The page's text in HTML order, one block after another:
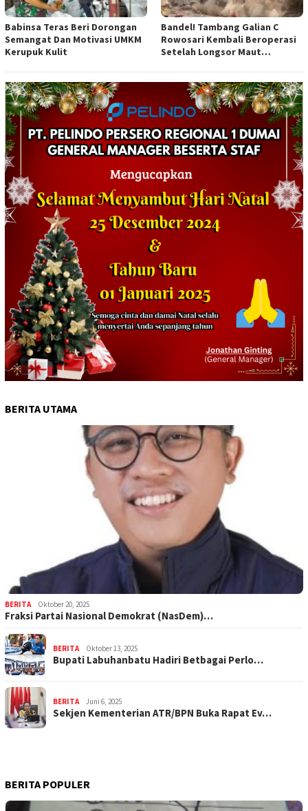
Babinsa Teras Beri Dorongan
Semangat Dan Motivasi UMKM
Kerupuk Kulit
Bandel! Tambang Galian C
Rowosari Kembali Beroperasi
Setelah Longsor Maut
BERITA UTAMA
BERITA Oktober 20, 2025
Fraksi Partai Nasional Demokrat (NasDem)…
BERITA Oktober 13, 2025
Bupati Labuhanbatu Hadiri Betbagai Perlo…
BERITA Juni 6, 2025
Sekjen Kementerian ATR/BPN Buka Rapat Ev…
BERITA POPULER